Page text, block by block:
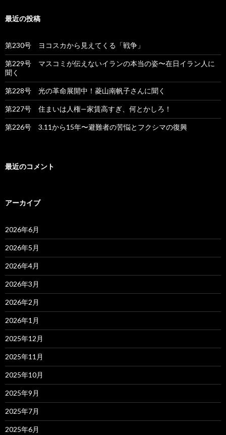
最近の投稿
第230号 ヨコスカから見えてくる「戦争」
第229号 マスコミが伝えないイランの本当の姿〜在日イラン人に
聞く
第228号 光の革命展開中！菱山南帆子さんに聞く
第227号 住まいは人権—家賃高すぎ、何とかしろ！
第226号 3.11から15年〜避難者の苦悩とフクシマの復興
最近のコメント
アーカイブ
2026年6月
2026年5月
2026年4月
2026年3月
2026年2月
2026年1月
2025年12月
2025年11月
2025年10月
2025年9月
2025年7月
2025年6月